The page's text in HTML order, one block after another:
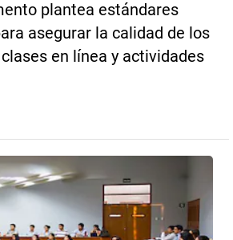
plantea estándares
asegurar la calidad de los
en línea y actividades